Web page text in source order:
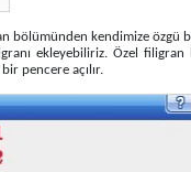
bölümünden kendimize özgü
ekleyebiliriz. Özel filigran
bir pencere açılır.